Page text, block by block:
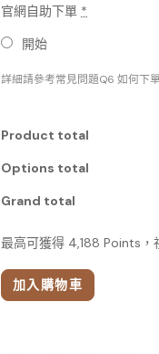
官網自助下單 *
開始
詳細請參考常見問題Q6 如何
Product total
Options total
Grand total
最高可獲得 4,188 Points，
加入購物車